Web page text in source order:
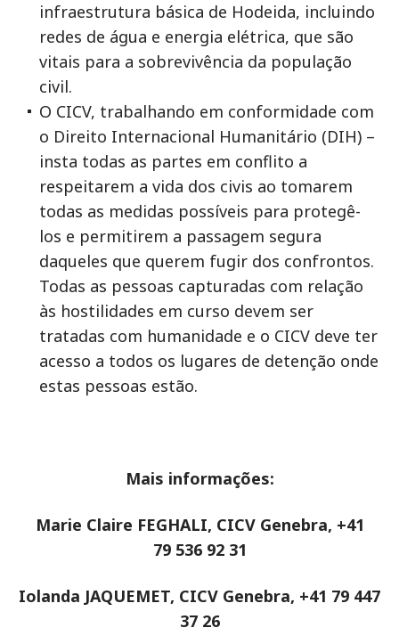
infraestrutura básica de Hodeida, incluindo
redes de água e energia elétrica, que são
vitais para a sobrevivência da população
civil.
O CICV, trabalhando em conformidade com
o Direito Internacional Humanitário (DIH) –
insta todas as partes em conflito a
respeitarem a vida dos civis ao tomarem
todas as medidas possíveis para protegê-
los e permitirem a passagem segura
daqueles que querem fugir dos confrontos.
Todas as pessoas capturadas com relação
às hostilidades em curso devem ser
tratadas com humanidade e o CICV deve ter
acesso a todos os lugares de detenção onde
estas pessoas estão.
Mais informações:
Marie Claire FEGHALI, CICV Genebra, +41
79 536 92 31
Iolanda JAQUEMET, CICV Genebra, +41 79 447
37 26